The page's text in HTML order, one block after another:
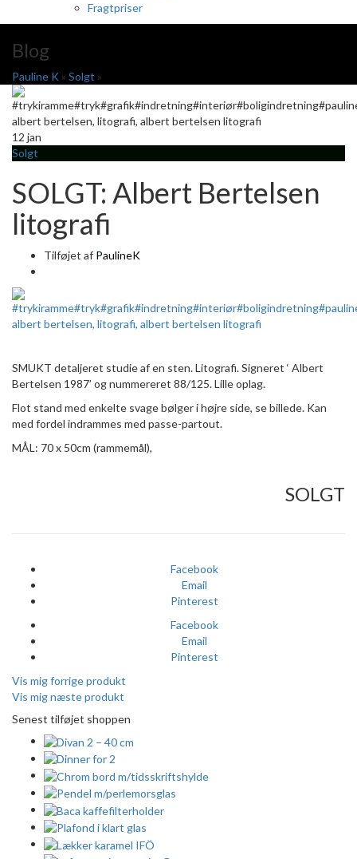
Fragtpriser
Blog
Pauline K » Solgt »
12 jan
Solgt
SOLGT: Albert Bertelsen
litografi
Tilføjet af PaulineK
SMUKT detaljeret studie af en sten. Litografi. Signeret ‘ Albert
Bertelsen 1987’ og nummereret 88/125. Lille oplag.
Flot stand med enkelte svage bølger i højre side, se billede. Kan
med fordel indrammes med passe-partout.
MÅL: 70 x 50cm (rammemål),
SOLGT
Facebook
Email
Pinterest
Facebook
Email
Pinterest
Vis mig forrige produkt
Vis mig næste produkt
Senest tilføjet shoppen